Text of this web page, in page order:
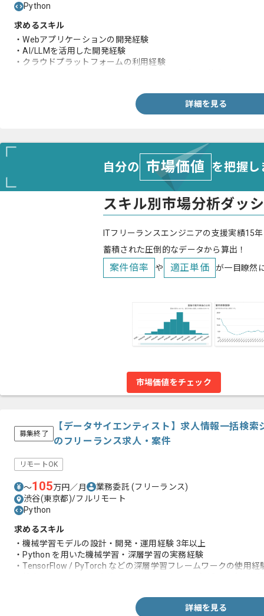
Python
求めるスキル
・Webアプリケーションの開発経験
・AI/LLMを活用した開発経験
・クラウドプラットフォームの利用経験
詳細を見る
自分の 市場価値 を把握
スキル別市場分析ダッ
ITフリーランスエンジニアの支援実績15
蓄積された圧倒的なデータから算出！
案件倍率 や 適正単価 が一目瞭然
市場価値をチェック
募集終了
【データサイエンティスト】求人情報一括検
のフリーランス求人・案件
リモートOK
〜105万円／月 業務委託(フリーランス)
渋谷(東京都)/フルリモート
Python
求めるスキル
・機械学習モデルの設計・開発・運用経験 3年以上
・Python を用いた機械学習・深層学習の実務経験
・TensorFlow / PyTorch などの深層学習フレームワークの使用経
詳細を見る